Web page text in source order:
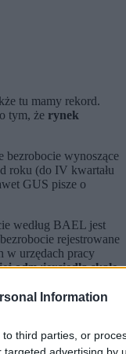
Information
third parties, or
tu mamy rekord.
tym, że rynek
bezrobocie wynoszące
roku (do IV kwartału
GUS pisze o
według BAEL jest
rejestrowane
w urzędach pracy
odzwierciedla skalę
na przykład
liczbę rejestracji w PUP